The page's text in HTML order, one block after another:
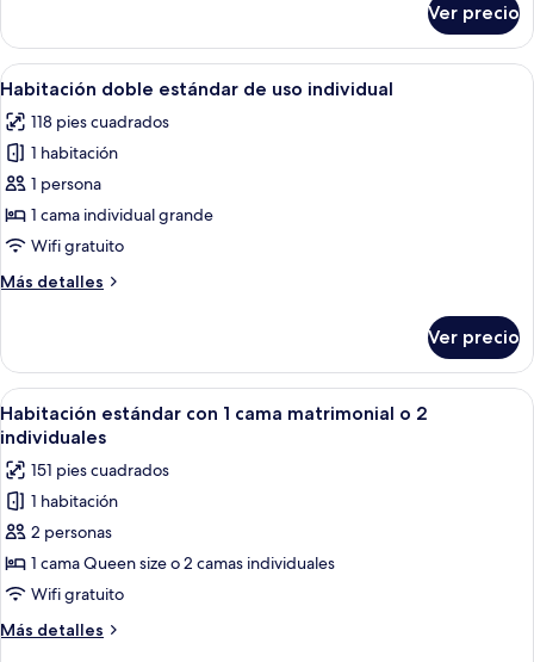
o
individuales
estándar
con
1
matrimonial
o
individuales
Ver precio
Abrir
todas
las
fotos
de
Habitación
doble
de
Un dormitorio lujoso con un
4
Habitación doble estándar de uso individual
118 pies cuadrados
1 habitación
1 persona
1 cama individual grande
Wifi gratuito
Más detalles
Más
doble
estándar
de
uso
Ver precio
Abrir
todas
las
fotos
de
Habitación
estándar
con
1
cama
Un dormitorio con una cama verde,
15
Habitación estándar con 1 cama matrimonial o 2
individuales
151 pies cuadrados
1 habitación
2 personas
1 cama Queen size o 2 camas individuales
Wifi gratuito
Más detalles
Más